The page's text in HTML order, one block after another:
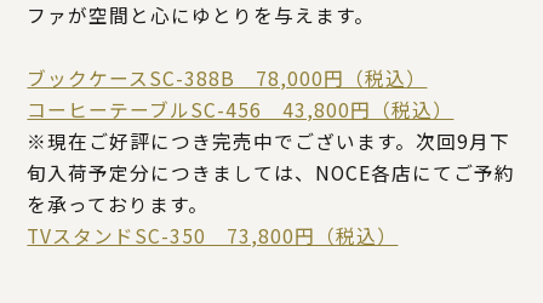
ファが空間と心にゆとりを与えます。
ブックケースSC-388B 78,000円（税込）
コーヒーテーブルSC-456 43,800円（税込）
※現在ご好評につき完売中でございます。次回9月下
旬入荷予定分につきましては、NOCE各店にてご予約
を承っております。
TVスタンドSC-350 73,800円（税込）